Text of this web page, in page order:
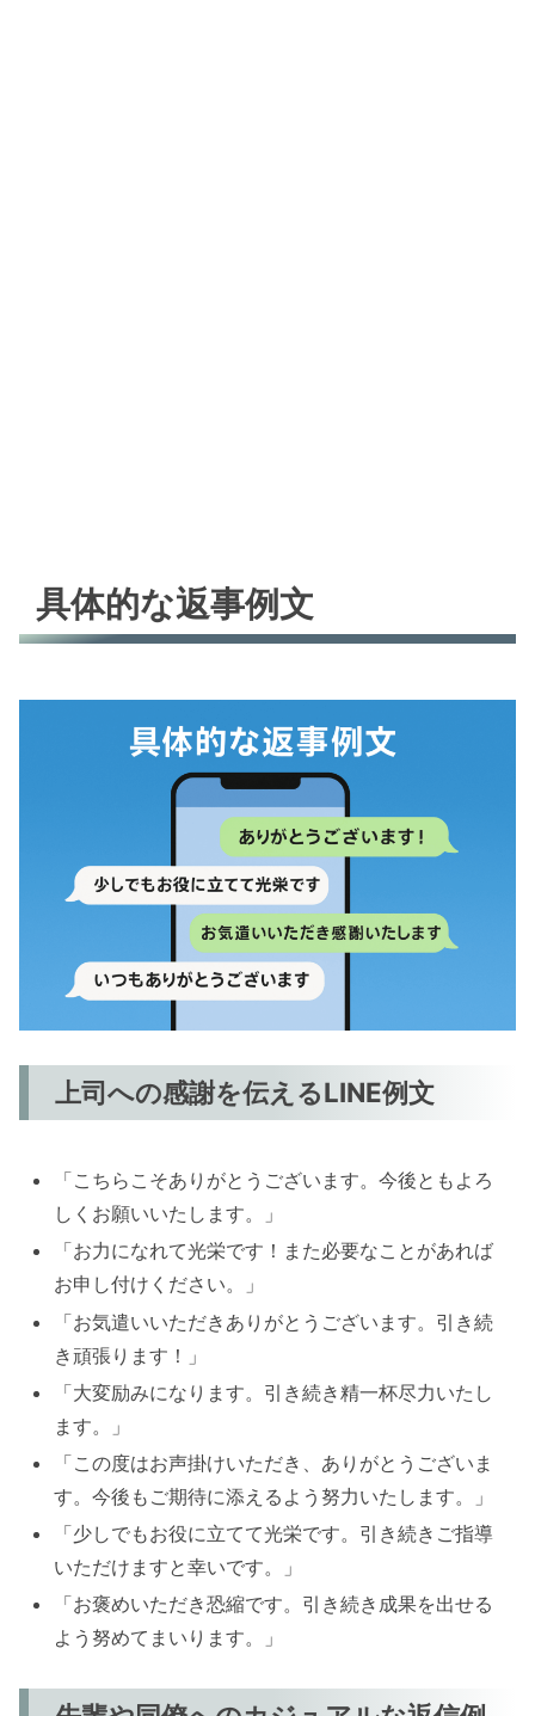
具体的な返事例文
上司への感謝を伝えるLINE例文
「こちらこそありがとうございます。今後ともよろ
しくお願いいたします。」
「お力になれて光栄です！また必要なことがあれば
お申し付けください。」
「お気遣いいただきありがとうございます。引き続
き頑張ります！」
「大変励みになります。引き続き精一杯尽力いたし
ます。」
「この度はお声掛けいただき、ありがとうございま
す。今後もご期待に添えるよう努力いたします。」
「少しでもお役に立てて光栄です。引き続きご指導
いただけますと幸いです。」
「お褒めいただき恐縮です。引き続き成果を出せる
よう努めてまいります。」